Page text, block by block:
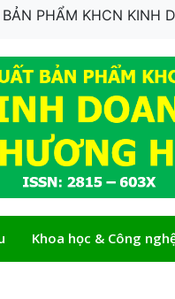
PHẨM KHCN KINH
Khoa học & Công